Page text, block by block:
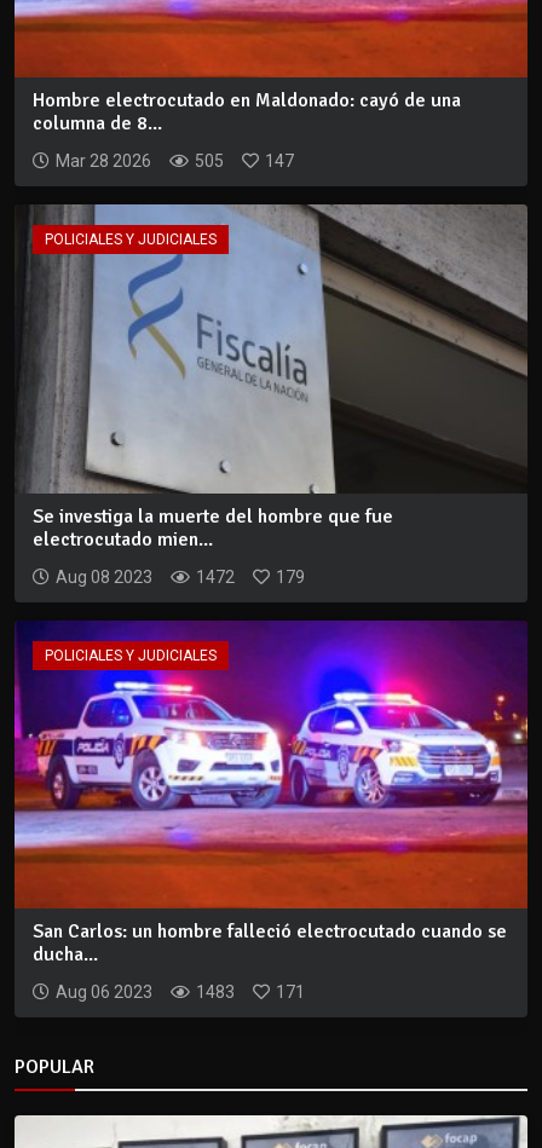
Hombre electrocutado en Maldonado: cayó de una
columna de 8...
Mar 28 2026 505 147
POLICIALES Y JUDICIALES
Se investiga la muerte del hombre que fue
electrocutado mien...
Aug 08 2023 1472 179
POLICIALES Y JUDICIALES
San Carlos: un hombre falleció electrocutado cuando se
ducha...
Aug 06 2023 1483 171
POPULAR